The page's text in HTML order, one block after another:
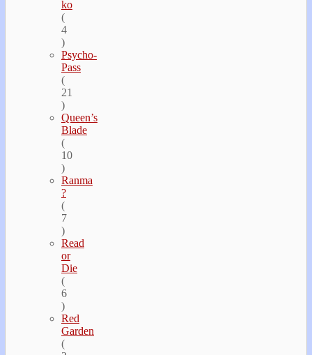
ko
(
4
)
Psycho-
Pass
(
21
)
Queen’s
Blade
(
10
)
Ranma
?
(
7
)
Read
or
Die
(
6
)
Red
Garden
(